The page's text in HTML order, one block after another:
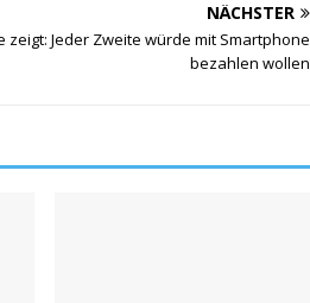
NÄCHSTER
zeigt: Jeder Zweite würde mit Smartphone
bezahlen wollen